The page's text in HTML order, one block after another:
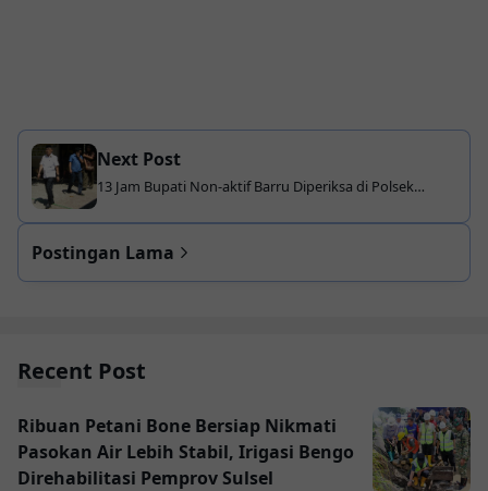
Next Post
13 Jam Bupati Non-aktif Barru Diperiksa di Polsek
Postingan Lama
Recent Post
Ribuan Petani Bone Bersiap Nikmati
Pasokan Air Lebih Stabil, Irigasi Bengo
Direhabilitasi Pemprov Sulsel